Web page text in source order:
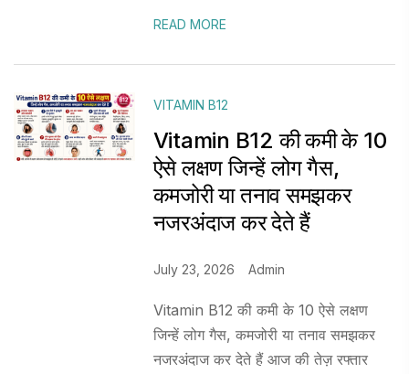
READ MORE
VITAMIN B12
Vitamin B12 की कमी के 10
ऐसे लक्षण जिन्हें लोग गैस,
कमजोरी या तनाव समझकर
नजरअंदाज कर देते हैं
July 23, 2026 Admin
Vitamin B12 की कमी के 10 ऐसे लक्षण
जिन्हें लोग गैस, कमजोरी या तनाव समझकर
नजरअंदाज कर देते हैं आज की तेज़ रफ्तार